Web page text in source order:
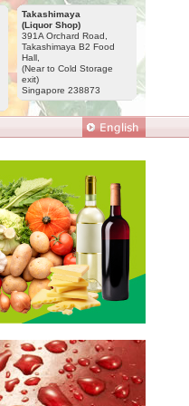
Takashimaya
(Liquor Shop)
391A Orchard Road,
Takashimaya B2 Food
Hall,
(Near to Cold Storage
exit)
Singapore 238873